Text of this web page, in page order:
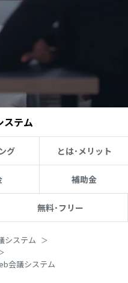
ステム
グ とは･メリット
補助金
無料･フリー
システム
会議システム